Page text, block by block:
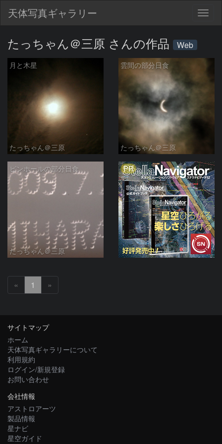
天体写真ギャラリー
たっちゃん＠三原 さんの作品 Web
月と木星
たっちゃん＠三原
雲間の部分日食
たっちゃん＠三原
ピンホールの部分日食
たっちゃん＠三原
PR
« 1 »
サイトマップ
ホーム
天体写真ギャラリーについて
利用規約
ログイン/新規登録
お問い合わせ
会社情報
アストロアーツ
製品情報
星ナビ
星空ガイド